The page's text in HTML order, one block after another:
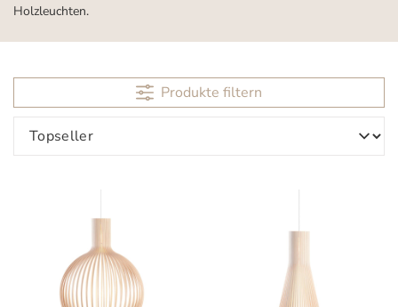
Holzleuchten.
Produkte filtern